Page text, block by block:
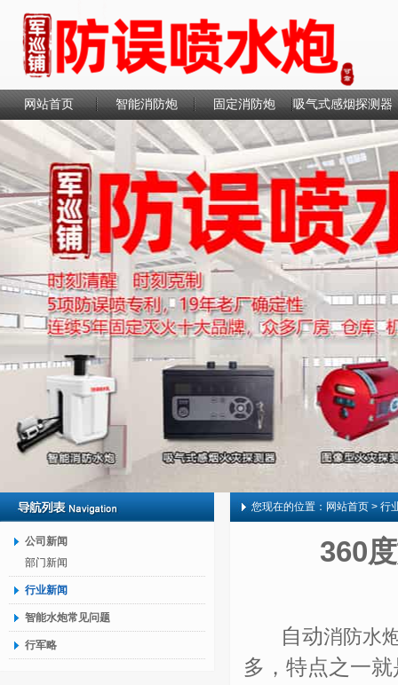
网站首页 智能消防炮 固定消防炮 吸气式感烟探测器
联系我们
公司新闻
部门新闻
行业新闻
智能水炮常见问题
行军略
您现在的位置： 网站首页 > 行
360
自动消防水
多，特点之一